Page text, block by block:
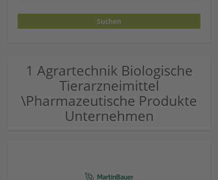
1 Agrartechnik Biologische
Tierarzneimittel
\Pharmazeutische Produkte
Unternehmen